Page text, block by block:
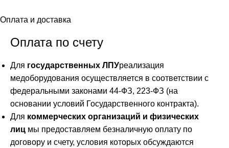
Оплата и доставка
Оплата по счету
Для государственных ЛПУреализация
медоборудования осуществляется в соответствии с
федеральными законами 44-ФЗ, 223-ФЗ (на
основании условий Государственного контракта).
Для коммерческих организаций и физических
лиц мы предоставляем безналичную оплату по
договору и счету, условия которых обсуждаются